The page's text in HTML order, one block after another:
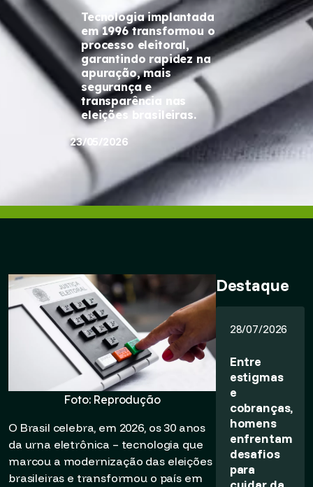
Tecnologia implantada
em 1996 transformou o
processo eleitoral,
garantindo rapidez na
apuração, mais
segurança e
transparência nas
eleições brasileiras.
23/05/2026
Foto: Reprodução
O Brasil celebra, em 2026, os 30 anos
da urna eletrônica – tecnologia que
marcou a modernização das eleições
brasileiras e transformou o país em
Destaque
28/07/2026
Entre
estigmas
e
cobranças,
homens
enfrentam
desafios
para